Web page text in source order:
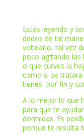
Estás leyendo y
dedos de tal
voltearlo, tal vez
poco agitando las
o que curves la
como si se
tienes por fin y
A lo mejor lo que
para que te
dormidas. Es
porque te resulta